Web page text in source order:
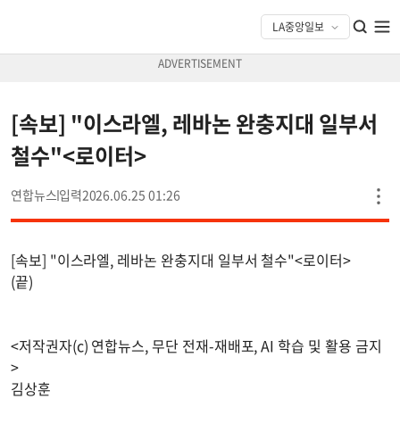
[속보] "이스라엘, 레바논 완충지대 일부서
철수"<로이터>
연합뉴스 2026.06.25 01:26
[속보] "이스라엘, 레바논 완충지대 일부서 철수"<로이터>
(끝)
<저작권자(c) 연합뉴스, 무단 전재-재배포, AI 학습 및 활용 금지
>
김상훈